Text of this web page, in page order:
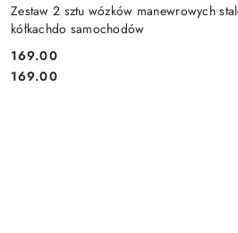
Zestaw 2 sztu wózków manewrowych
kółkachdo samochodów
Cena:
169.00
Cena:
169.00